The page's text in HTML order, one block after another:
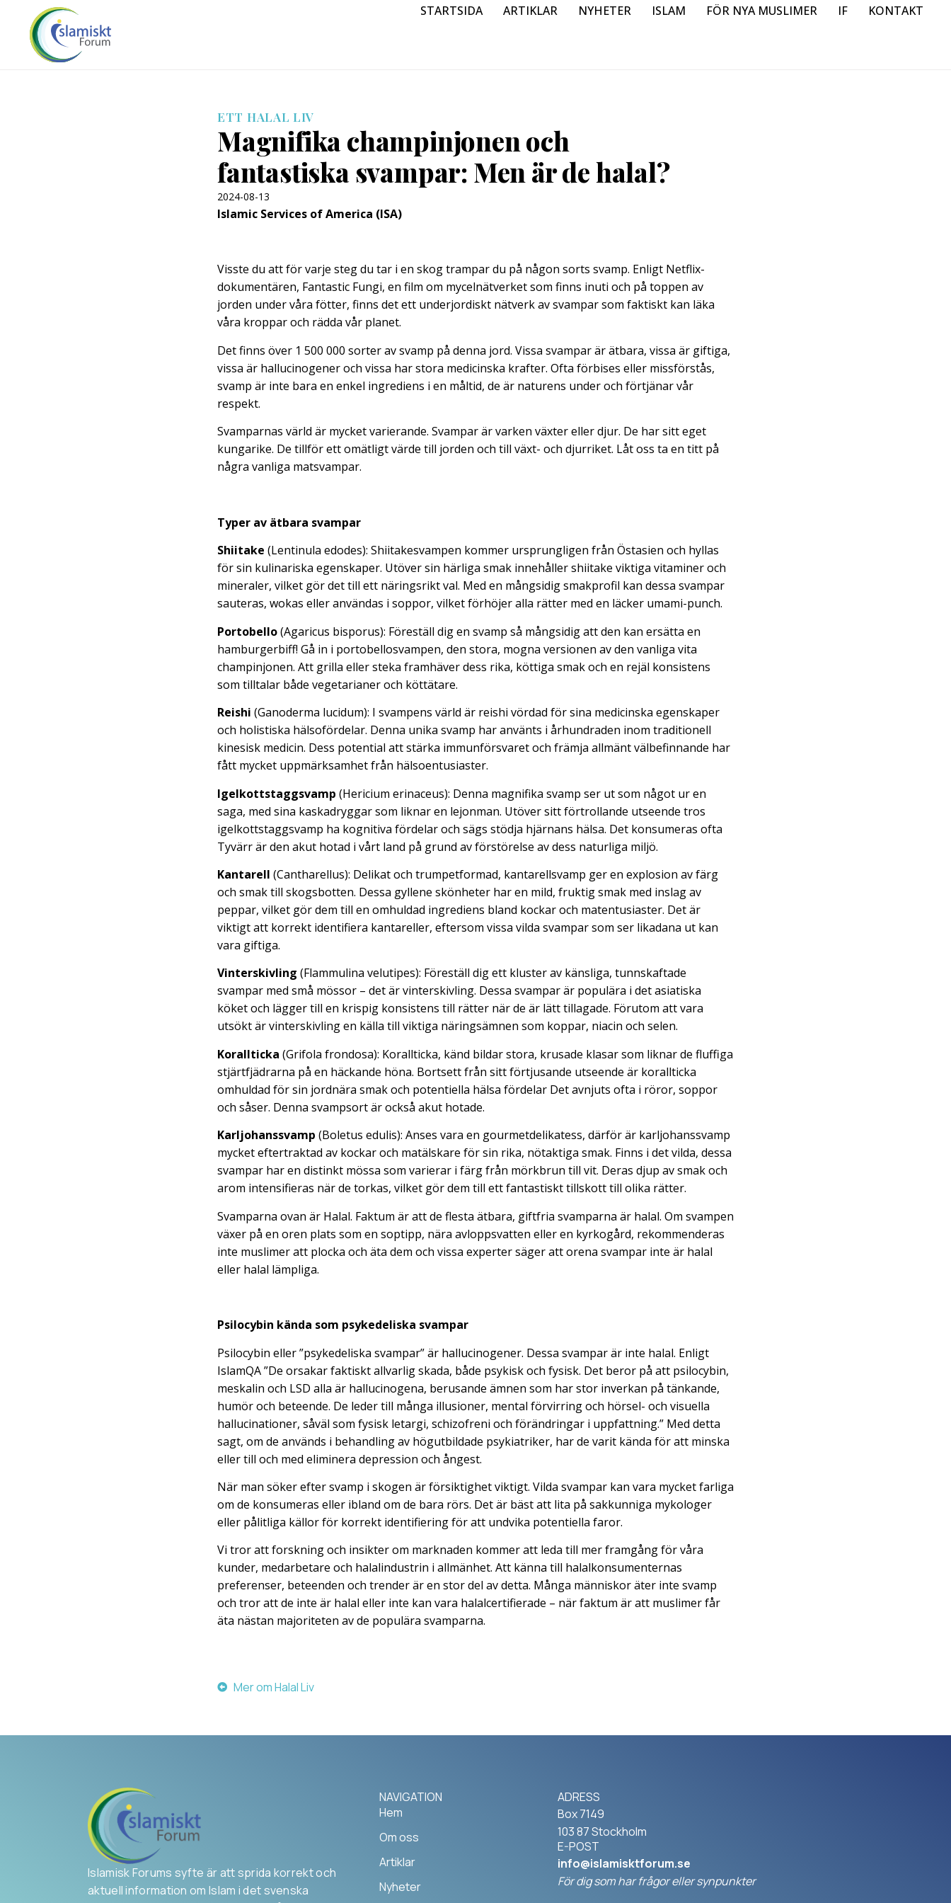
STARTSIDA ARTIKLAR NYHETER ISLAM FÖR NYA MUSLIMER IF KONTAKT
ETT HALAL LIV
Magnifika champinjonen och
fantastiska svampar: Men är de halal?
2024-08-13
Islamic Services of America (ISA)
Visste du att för varje steg du tar i en skog trampar du på någon sorts svamp. Enligt Netflix-
dokumentären, Fantastic Fungi, en film om mycelnätverket som finns inuti och på toppen av
jorden under våra fötter, finns det ett underjordiskt nätverk av svampar som faktiskt kan läka
våra kroppar och rädda vår planet.
Det finns över 1 500 000 sorter av svamp på denna jord. Vissa svampar är ätbara, vissa är giftiga,
vissa är hallucinogener och vissa har stora medicinska krafter. Ofta förbises eller missförstås,
svamp är inte bara en enkel ingrediens i en måltid, de är naturens under och förtjänar vår
respekt.
Svamparnas värld är mycket varierande. Svampar är varken växter eller djur. De har sitt eget
kungarike. De tillför ett omätligt värde till jorden och till växt- och djurriket. Låt oss ta en titt på
några vanliga matsvampar.
Typer av ätbara svampar
Shiitake (Lentinula edodes): Shiitakesvampen kommer ursprungligen från Östasien och hyllas
för sin kulinariska egenskaper. Utöver sin härliga smak innehåller shiitake viktiga vitaminer och
mineraler, vilket gör det till ett näringsrikt val. Med en mångsidig smakprofil kan dessa svampar
sauteras, wokas eller användas i soppor, vilket förhöjer alla rätter med en läcker umami-punch.
Portobello(Agaricus bisporus): Föreställ dig en svamp så mångsidig att den kan ersätta en
hamburgerbiff! Gå in i portobellosvampen, den stora, mogna versionen av den vanliga vita
champinjonen. Att grilla eller steka framhäver dess rika, köttiga smak och en rejäl konsistens
som tilltalar både vegetarianer och köttätare.
Reishi (Ganoderma lucidum): I svampens värld är reishi vördad för sina medicinska egenskaper
och holistiska hälsofördelar. Denna unika svamp har använts i århundraden inom traditionell
kinesisk medicin. Dess potential att stärka immunförsvaret och främja allmänt välbefinnande har
fått mycket uppmärksamhet från hälsoentusiaster.
Igelkottstaggsvamp (Hericium erinaceus): Denna magnifika svamp ser ut som något ur en
saga, med sina kaskadryggar som liknar en lejonman. Utöver sitt förtrollande utseende tros
igelkottstaggsvamp ha kognitiva fördelar och sägs stödja hjärnans hälsa. Det konsumeras ofta
Tyvärr är den akut hotad i vårt land på grund av förstörelse av dess naturliga miljö.
Kantarell (Cantharellus): Delikat och trumpetformad, kantarellsvamp ger en explosion av färg
och smak till skogsbotten. Dessa gyllene skönheter har en mild, fruktig smak med inslag av
peppar, vilket gör dem till en omhuldad ingrediens bland kockar och matentusiaster. Det är
viktigt att korrekt identifiera kantareller, eftersom vissa vilda svampar som ser likadana ut kan
vara giftiga.
Vinterskivling (Flammulina velutipes): Föreställ dig ett kluster av känsliga, tunnskaftade
svampar med små mössor – det är vinterskivling. Dessa svampar är populära i det asiatiska
köket och lägger till en krispig konsistens till rätter när de är lätt tillagade. Förutom att vara
utsökt är vinterskivling en källa till viktiga näringsämnen som koppar, niacin och selen.
Korallticka (Grifola frondosa): Korallticka, känd bildar stora, krusade klasar som liknar de fluffiga
stjärtfjädrarna på en häckande höna. Bortsett från sitt förtjusande utseende är korallticka
omhuldad för sin jordnära smak och potentiella hälsa fördelar Det avnjuts ofta i röror, soppor
och såser. Denna svampsort är också akut hotade.
Karljohanssvamp (Boletus edulis): Anses vara en gourmetdelikatess, därför är karljohanssvamp
mycket eftertraktad av kockar och matälskare för sin rika, nötaktiga smak. Finns i det vilda, dessa
svampar har en distinkt mössa som varierar i färg från mörkbrun till vit. Deras djup av smak och
arom intensifieras när de torkas, vilket gör dem till ett fantastiskt tillskott till olika rätter.
Svamparna ovan är Halal. Faktum är att de flesta ätbara, giftfria svamparna är halal. Om svampen
växer på en oren plats som en soptipp, nära avloppsvatten eller en kyrkogård, rekommenderas
inte muslimer att plocka och äta dem och vissa experter säger att orena svampar inte är halal
eller halal lämpliga.
Psilocybin kända som psykedeliska svampar
Psilocybin eller ”psykedeliska svampar” är hallucinogener. Dessa svampar är inte halal. Enligt
IslamQA ”De orsakar faktiskt allvarlig skada, både psykisk och fysisk. Det beror på att psilocybin,
meskalin och LSD alla är hallucinogena, berusande ämnen som har stor inverkan på tänkande,
humör och beteende. De leder till många illusioner, mental förvirring och hörsel- och visuella
hallucinationer, såväl som fysisk letargi, schizofreni och förändringar i uppfattning.” Med detta
sagt, om de används i behandling av högutbildade psykiatriker, har de varit kända för att minska
eller till och med eliminera depression och ångest.
När man söker efter svamp i skogen är försiktighet viktigt. Vilda svampar kan vara mycket farliga
om de konsumeras eller ibland om de bara rörs. Det är bäst att lita på sakkunniga mykologer
eller pålitliga källor för korrekt identifiering för att undvika potentiella faror.
Vi tror att forskning och insikter om marknaden kommer att leda till mer framgång för våra
kunder, medarbetare och halalindustrin i allmänhet. Att känna till halalkonsumenternas
preferenser, beteenden och trender är en stor del av detta. Många människor äter inte svamp
och tror att de inte är halal eller inte kan vara halalcertifierade – när faktum är att muslimer får
äta nästan majoriteten av de populära svamparna.
Mer om Halal Liv
Islamisk Forums syfte är att sprida korrekt och
aktuell information om Islam i det svenska
NAVIGATION
Hem
Om oss
Artiklar
Nyheter
ADRESS
Box 7149
103 87 Stockholm
E-POST
info@islamisktforum.se
För dig som har frågor eller synpunkter